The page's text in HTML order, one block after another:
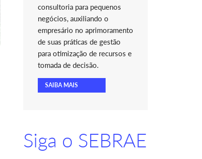
consultoria para pequenos
negócios, auxiliando o
empresário no aprimoramento
de suas práticas de gestão
para otimização de recursos e
tomada de decisão.
SAIBA MAIS
Siga o SEBRAE